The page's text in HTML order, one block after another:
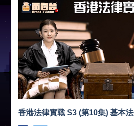
香港法律實戰 S3 (第10集) 基本法